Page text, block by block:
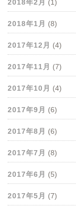
2018年2月 (1)
2018年1月 (8)
2017年12月 (4)
2017年11月 (7)
2017年10月 (4)
2017年9月 (6)
2017年8月 (6)
2017年7月 (8)
2017年6月 (5)
2017年5月 (7)